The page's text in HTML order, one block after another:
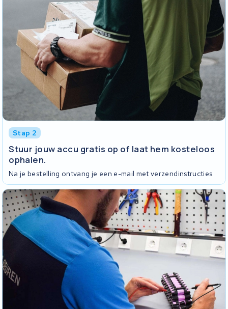
Stap 2
Stuur jouw accu gratis op of laat hem kosteloos
ophalen.
Na je bestelling ontvang je een e-mail met verzendinstructies.